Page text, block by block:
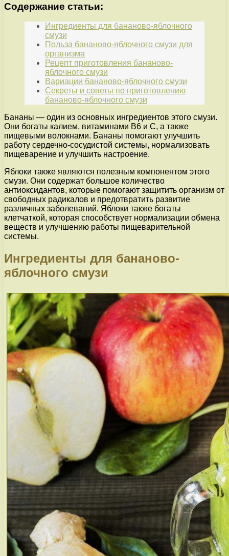
Содержание статьи:
Ингредиенты для бананово-яблочного
смузи
Польза бананово-яблочного смузи для
организма
Рецепт приготовления бананово-
яблочного смузи
Вариации бананово-яблочного смузи
Секреты и советы по приготовлению
бананово-яблочного смузи
Бананы — один из основных ингредиентов этого смузи.
Они богаты калием, витаминами В6 и С, а также
пищевыми волокнами. Бананы помогают улучшить
работу сердечно-сосудистой системы, нормализовать
пищеварение и улучшить настроение.
Яблоки также являются полезным компонентом этого
смузи. Они содержат большое количество
антиоксидантов, которые помогают защитить организм от
свободных радикалов и предотвратить развитие
различных заболеваний. Яблоки также богаты
клетчаткой, которая способствует нормализации обмена
веществ и улучшению работы пищеварительной
системы.
Ингредиенты для бананово-
яблочного смузи